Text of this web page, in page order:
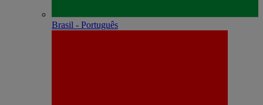
Brasil - Português